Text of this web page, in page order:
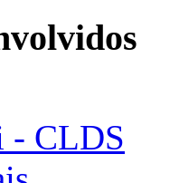
- CLDS